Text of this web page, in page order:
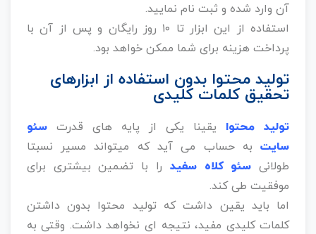
آن وارد شده و ثبت نام نمایید.
استفاده از این ابزار تا ۱۰ روز رایگان و پس از آن با
پرداخت هزینه برای شما ممکن خواهد بود.
تولید محتوا بدون استفاده از ابزارهای
تحقیق کلمات کلیدی
تولید محتوا یقینا یکی از پایه های قدرتسئو
سایتبه حساب می آید که میتواند مسیر نسبتا
طولانی سئو کلاه سفید را با تضمین بیشتری برای
موفقیت طی کند.
اما باید یقین داشت که تولید محتوا بدون داشتن
کلمات کلیدی مفید، نتیجه ای نخواهد داشت. وقتی به